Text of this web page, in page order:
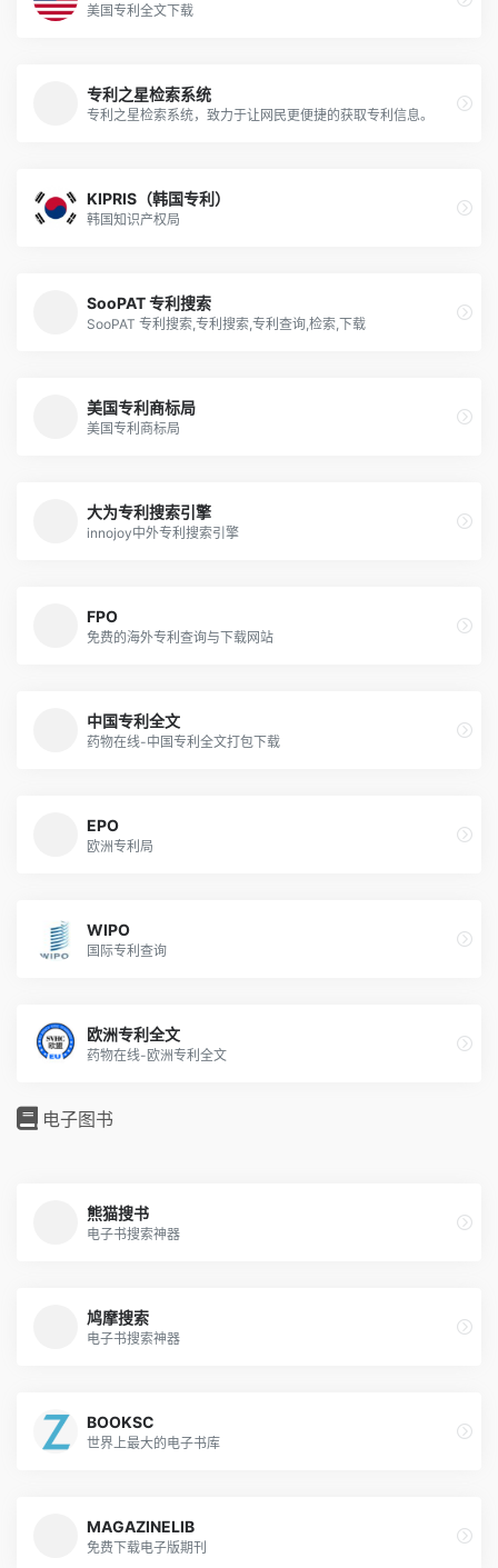
美国专利全文下载
专利之星检索系统
专利之星检索系统，致力于让网民更便捷的获取专利信息。
KIPRIS（韩国专利）
韩国知识产权局
SooPAT 专利搜索
SooPAT 专利搜索,专利搜索,专利查询,检索,下载
美国专利商标局
美国专利商标局
大为专利搜索引擎
innojoy中外专利搜索引擎
FPO
免费的海外专利查询与下载网站
中国专利全文
药物在线-中国专利全文打包下载
EPO
欧洲专利局
WIPO
国际专利查询
欧洲专利全文
药物在线-欧洲专利全文
电子图书
熊猫搜书
电子书搜索神器
鸠摩搜索
电子书搜索神器
BOOKSC
世界上最大的电子书库
MAGAZINELIB
免费下载电子版期刊